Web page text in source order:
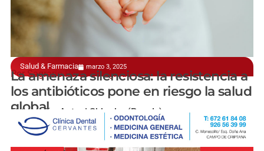
Salud & Farmacia marzo 3, 2025
Por Sagrario Pérez de Agreda
La amenaza silenciosa: la resistencia a
los antibióticos pone en riesgo la salud
global
Fotografía: Antoni Shkraba (Pexels)